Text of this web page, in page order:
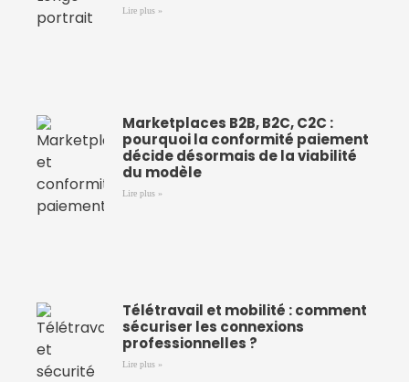
Lire plus »
Marketplaces B2B, B2C, C2C :
pourquoi la conformité paiement
décide désormais de la viabilité
du modèle
Lire plus »
Télétravail et mobilité : comment
sécuriser les connexions
professionnelles ?
Lire plus »